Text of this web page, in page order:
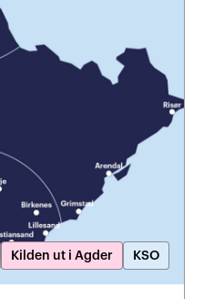
Kilden ut i Agder KSO